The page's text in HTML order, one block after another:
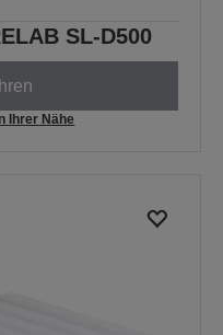
SL-D500
Ihrer Nähe